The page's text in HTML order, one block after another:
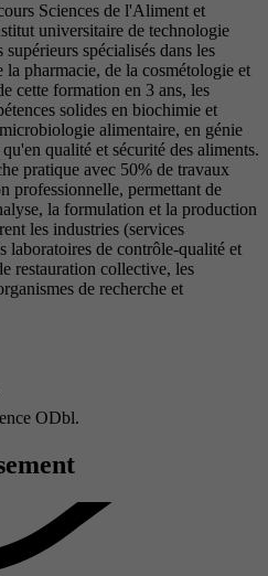
Sciences de l'Aliment et
universitaire de technologie
spécialisés dans les
la pharmacie, de la cosmétologie et
cette formation en 3 ans, les
solides en biochimie et
alimentaire, en génie
qualité et sécurité des aliments.
pratique avec 50% de travaux
professionnelle, permettant de
la formulation et la production
les industries (services
laboratoires de contrôle-qualité et
restauration collective, les
de recherche et
ODbl.